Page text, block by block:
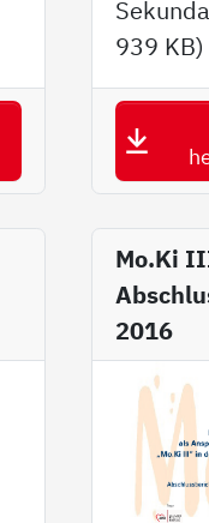
939 KB)
Mo.Ki
2016